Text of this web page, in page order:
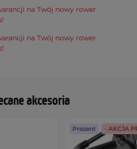
akcesoria
Prezent - AKCJA
na Twój nowy rower
na Twój nowy rower